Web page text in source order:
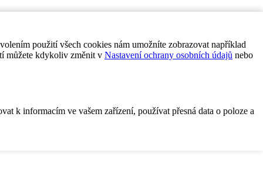
použití všech cookies nám umožníte zobrazovat například
můžete kdykoliv změnit v Nastavení ochrany osobních údajů nebo
k informacím ve vašem zařízení, používat přesná data o poloze a